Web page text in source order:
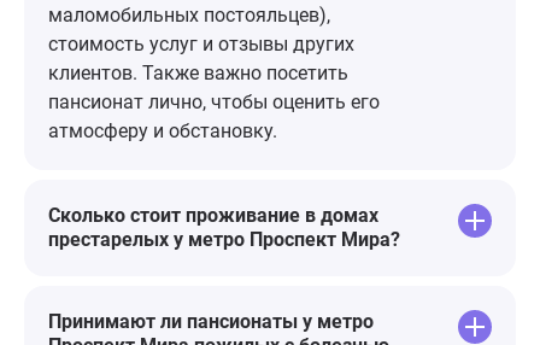
благодарность персоналу,
руководству и отдельная - Юлии
Станиславовне!🌷
маломобильных постояльцев),
стоимость услуг и отзывы других
клиентов. Также важно посетить
пансионат лично, чтобы оценить его
атмосферу и обстановку.
Сколько стоит проживание в домах
престарелых у метро Проспект Мира?
Принимают ли пансионаты у метро